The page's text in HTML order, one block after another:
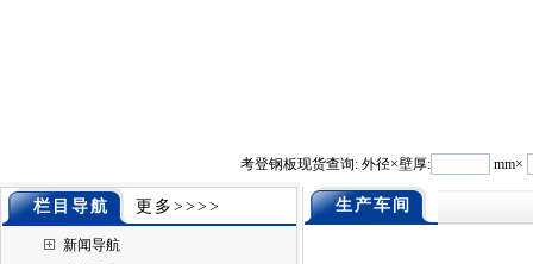
考登钢板现货查询: 外径×壁厚: mm×
栏目导航 更多>>>>
新闻导航
生产车间